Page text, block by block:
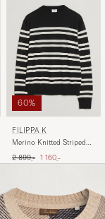
60%
FILIPPA K
Merino Knitted Striped
Ordinær pris
2 899,- Nedsatt pris
1 160,-